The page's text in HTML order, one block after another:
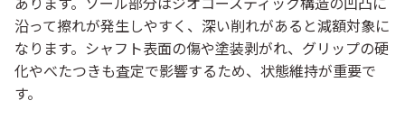
沿って擦れが発生しやすく、深い削れがあると減額対象に
なります。シャフト表面の傷や塗装剥がれ、グリップの硬
化やべたつきも査定で影響するため、状態維持が重要で
す。